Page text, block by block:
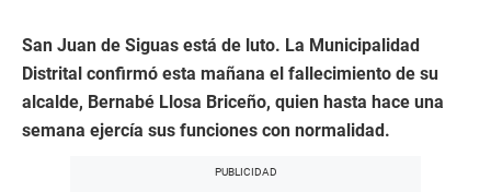
San Juan de Siguas está de luto. La Municipalidad
Distrital confirmó esta mañana el fallecimiento de su
alcalde, Bernabé Llosa Briceño, quien hasta hace una
semana ejercía sus funciones con normalidad.